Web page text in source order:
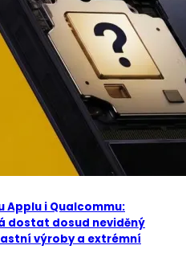
Applu i Qualcommu:
dostat dosud neviděný
výroby a extrémní